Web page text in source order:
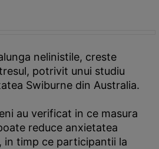
nelinistile, creste
potrivit unui studiu
Swiburne din Australia.
au verificat in ce masura
reduce anxietatea
in timp ce participantii la